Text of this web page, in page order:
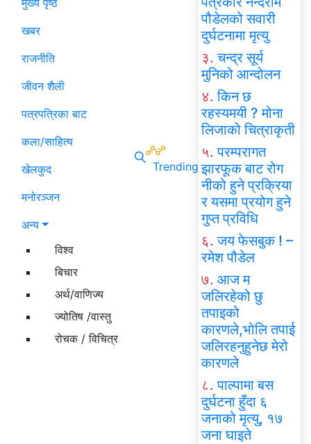
खबर
राजनीति
जीवन शैली
पत्रपत्रिका बाट
कला/साहित्य
खेलकुद
मनोरञ्जन
अन्य
विश्व
बिचार
अर्थ/वाणिज्य
ज्योतिष /वास्तु
रोचक / विचित्र
Trending
पौडेलको सवारी
दुर्घटनामा मृत्यु
३. चन्द्र सूर्य
मुनिको आन्दोलन
४. किन छ
रहस्यमयी ? मोना
लिजाको चित्राकृती
५. परम्परागत
झारफूक बाट रोग
नीको हुने प्रक्रिया
र यसमा प्रयोग हुने
गुप्त प्रविधि
६. जय फेसबुक ! –
रमेश पौडेल
७. आज म
जलिरहेको छु
तपाइको
कारणले,भोलि तपाई
जलिरहनुहुनेछ मेरो
कारणले
८. पाल्पामा बस
दुर्घटना हुँदा ६
जनाको मृत्यु, १७
जना घाइते